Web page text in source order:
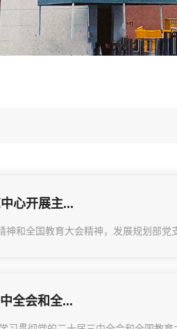
心开展主...
和全国教育大会精神，发展规划部党
全会和全...